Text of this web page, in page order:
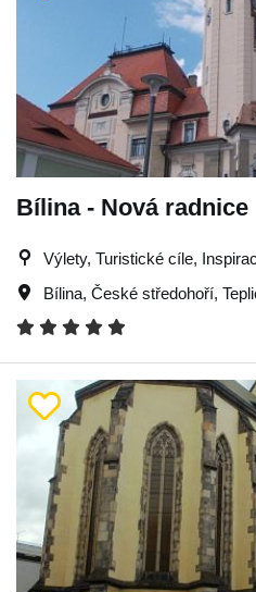
Bílina - Nová radnice
Výlety, Turistické cíle,
Bílina, České středohoří,